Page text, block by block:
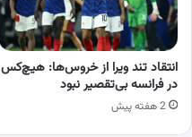
انتقاد تند ویرا از خروس‌ها: هیچ‌کس
در فرانسه بی‌تقصیر نبود
2 هفته پیش